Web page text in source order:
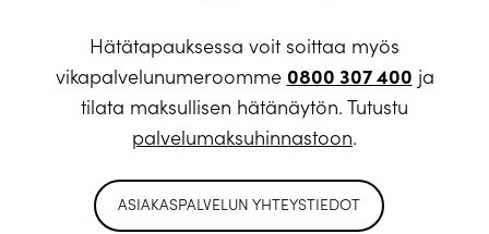
Hätätapauksessa voit soittaa myös
vikapalvelunumeroomme 0800 307 400 ja
tilata maksullisen hätänäytön. Tutustu
palvelumaksuhinnastoon.
ASIAKASPALVELUN YHTEYSTIEDOT